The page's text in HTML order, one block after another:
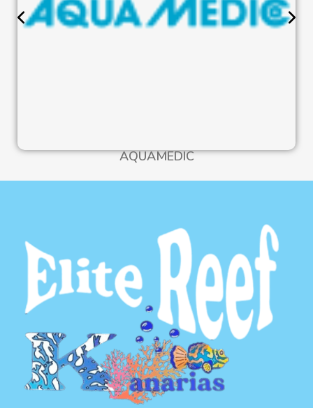
AQUAMEDIC